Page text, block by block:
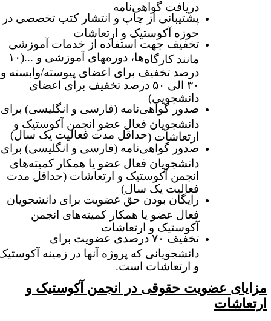
دریافت گواهی‌نامه
پشتیبانی از چاپ و انتشار کتب تخصصی در
حوزه آکوستیک و ارتعاشات
تخفیف جهت استفاده از خدمات آموزشی
مانند کارگاه ها، دوره‌‍‍‍‍‍‍‍‍‍های آموزشی و ...(۱۰
درصد تخفیف برای اعضای پیوسته/وابسته و
۳۰ الی ۵۰ درصد تخفیف برای اعضای
دانشجویی)
صدور گواهی‌نامه (فارسی و انگلیسی) برای
دانشجویان فعال عضو انجمن آکوستیک و
ارتعاشات ( حداقل مدت فعالیت یک سال)
صدور گواهی‌نامه (فارسی و انگلیسی) برای
دانشجویان فعال عضو یا همکار کمیته‌های
انجمن آکوستیک و ارتعاشات (حداقل مدت
فعالیت یک سال)
رایگان بودن حق عضویت برای دانشجویان
فعال عضو یا همکار کمیته‌های انجمن
آکوستیک و ارتعاشات
تخفیف ۷۰ درصدی عضویت برای
دانشجویانی که پروژه آنها در زمینه آکوستیک
و ارتعاشات است.
عضویت حقوقی در انجمن آکوستیک و